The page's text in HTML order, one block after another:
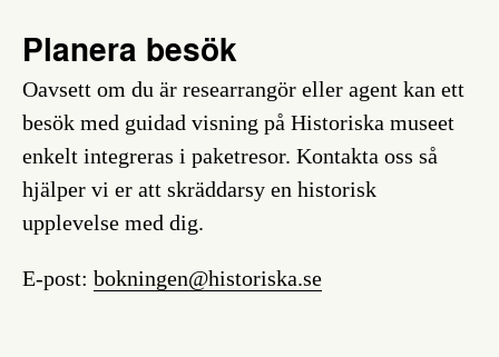
Planera besök
Oavsett om du är researrangör eller agent kan ett
besök med guidad visning på Historiska museet
enkelt integreras i paketresor. Kontakta oss så
hjälper vi er att skräddarsy en historisk
upplevelse med dig.
E-post: bokningen@historiska.se